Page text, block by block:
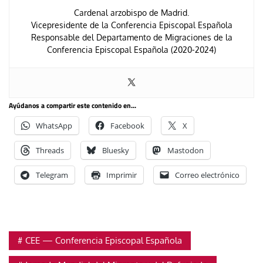
Cardenal arzobispo de Madrid.
Vicepresidente de la Conferencia Episcopal Española
Responsable del Departamento de Migraciones de la
Conferencia Episcopal Española (2020-2024)
Ayúdanos a compartir este contenido en...
WhatsApp Facebook X
Threads Bluesky Mastodon
Telegram Imprimir Correo electrónico
CEE — Conferencia Episcopal Española